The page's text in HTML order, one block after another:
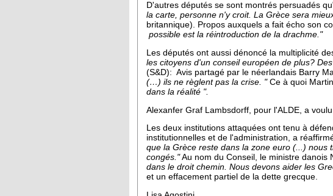
D'autres députés se sont montrés persuadés
la carte, personne n'y croit. La Grèce sera
britannique). Propos auxquels a fait écho son
possible est la réintroduction de la drachme."
Les députés ont aussi dénoncé la multiplicité
les citoyens d'un conseil européen de plus?
(S&D): Avis partagé par le néerlandais Barry
(…) ils ne règlent pas la crise. "Ce à quoi
dans la réalité ".
Alexanfer Graf Lambsdorff, pour l'ALDE, a
Les deux institutions attaquées ont tenu à
institutionnelles et de l'administration, a
que la Grèce reste dans la zone euro (...) nous
congés."Au nom du Conseil, le ministre danois
dans le droit chemin. Nous devons aider les
et un effacement partiel de la dette grecque.